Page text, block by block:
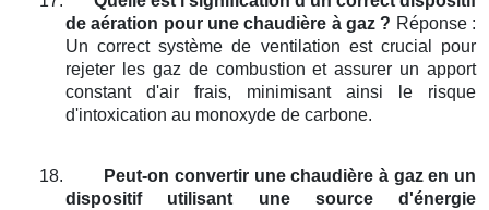
de aération pour une chaudière à gaz ? Réponse :
Un correct système de ventilation est crucial pour
rejeter les gaz de combustion et assurer un apport
constant d'air frais, minimisant ainsi le risque
d'intoxication au monoxyde de carbone.
18.
Peut-on convertir une chaudière à gaz en un
dispositif utilisant une source d'énergie